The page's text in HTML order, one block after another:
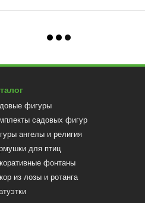
фигуры
садовых фигур
ангелы и религия
для птиц
фонтаны
из лозы и ротанга